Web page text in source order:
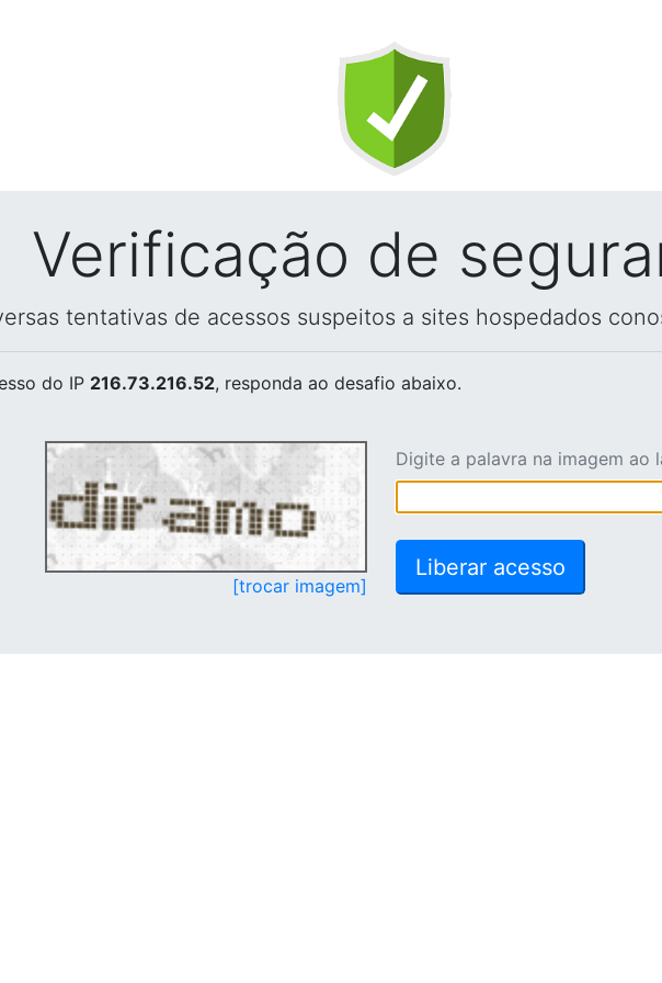
Verificação de
tentativas de acessos suspeitos a sites hospedados
do IP 216.73.216.52, responda ao desafio abaixo.
[trocar imagem]
Digite a palavra na imagem ao